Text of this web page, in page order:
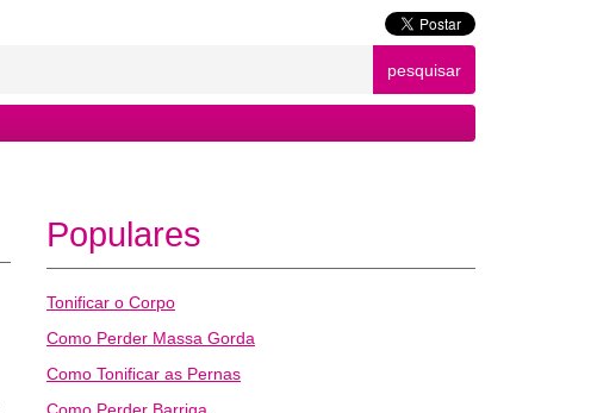
pesquisar
Populares
Tonificar o Corpo
Como Perder Massa Gorda
Como Tonificar as Pernas